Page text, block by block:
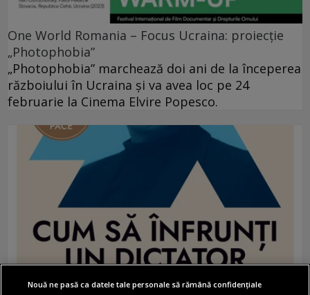
One World Romania – Focus Ucraina: proiecție
„Photophobia”
„Photophobia” marchează doi ani de la începerea
războiului în Ucraina și va avea loc pe 24
februarie la Cinema Elvire Popesco.
Nouă ne pasă ca datele tale personale să rămână confidențiale